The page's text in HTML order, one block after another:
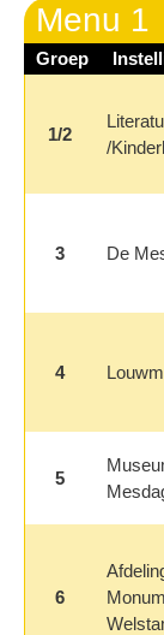
Menu 1
Groep
1/2
/
3 De
4
5
6